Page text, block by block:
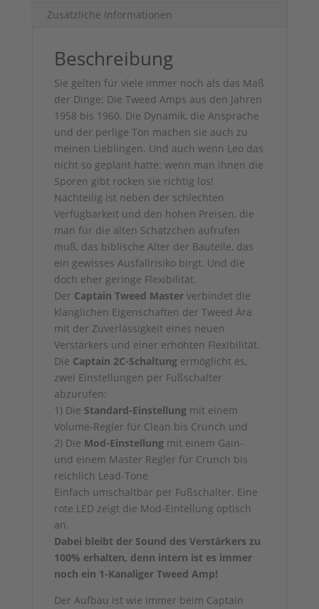
Zusätzliche Informationen
Beschreibung
Sie gelten für viele immer noch als das Maß
der Dinge: Die Tweed Amps aus den Jahren
1958 bis 1960. Die Dynamik, die Ansprache
und der perlige Ton machen sie auch zu
meinen Lieblingen. Und auch wenn Leo das
nicht so geplant hatte: wenn man ihnen die
Sporen gibt rocken sie richtig los!
Nachteilig ist neben der schlechten
Verfügbarkeit und den hohen Preisen, die
man für die alten Schätzchen aufrufen
muß, das biblische Alter der Bauteile, das
ein gewisses Ausfallrisiko birgt. Und die
doch eher geringe Flexibilität.
Der Captain Tweed Masterverbindet die
klanglichen Eigenschaften der Tweed Ära
mit der Zuverlässigkeit eines neuen
Verstärkers und einer erhöhten Flexibilität.
Die Captain 2C-Schaltungermöglicht es,
zwei Einstellungen per Fußschalter
abzurufen:
1) Die Standard-Einstellungmit einem
Volume-Regler für Clean bis Crunch und
2) Die Mod-Einstellungmit einem Gain-
und einem Master Regler für Crunch bis
reichlich Lead-Tone
Einfach umschaltbar per Fußschalter. Eine
rote LED zeigt die Mod-Eintellung optisch
an.
Dabei bleibt der Sound des Verstärkers zu
100% erhalten, denn intern ist es immer
noch ein 1-Kanaliger Tweed Amp!
Der Aufbau ist wie immer beim Captain